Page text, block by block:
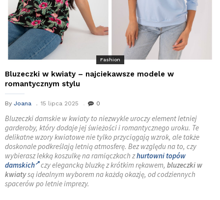
Fashion
Bluzeczki w kwiaty – najciekawsze modele w
romantycznym stylu
By Joana 15 lipca 2025 0
Bluzeczki damskie w kwiaty to niezwykle uroczy element letniej
garderoby, który dodaje jej świeżości i romantycznego uroku. Te
delikatne wzory kwiatowe nie tylko przyciągają wzrok, ale także
doskonale podkreślają letnią atmosferę. Bez względu na to, czy
wybierasz lekką koszulkę na ramiączkach zhurtowni topów
damskich czy elegancką bluzkę z krótkim rękawem, bluzeczki w
kwiatysą idealnym wyborem na każdą okazję, od codziennych
spacerów po letnie imprezy.